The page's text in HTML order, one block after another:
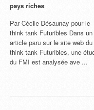
pays riches
Par Cécile Désaunay pour le
think tank Futuribles Dans un
article paru sur le site web du
think tank Futuribles, une
du FMI est analysée ave ...